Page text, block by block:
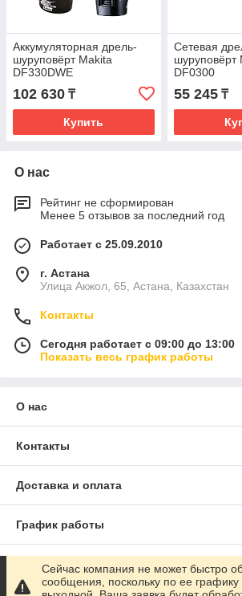
Аккумуляторная дрель-
шуруповёрт Makita
DF330DWE
102 630 ₸
Купить
Сетевая
шуруповёрт
DF0300
55 245₸
О нас
Рейтинг не сформирован
Менее 5 отзывов за последний год
Работает с 25.09.2010
г. Астана
Улица Акжол, 65, Астана, Казахстан
Контакты
Сегодня работает с 09:00 до 13:00
Показать весь график работы
О нас
Контакты
Доставка и оплата
График работы
Полная версия сайта
Сейчас компания не может быстро
сообщения, поскольку по ее графику